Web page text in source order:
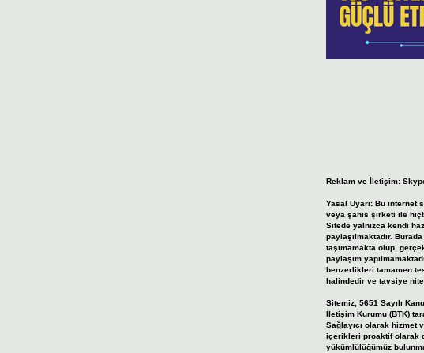
Reklam ve İletişim:
Yasal Uyarı: Bu internet
veya şahıs şirketi ile
Sitede yalnızca kendi
paylaşılmaktadır.
taşımamakta olup,
paylaşım
benzerlikleri tamamen
halindedir ve tavsiye
Sitemiz, 5651 Sayılı
İletişim Kurumu (BTK)
Sağlayıcı olarak hizmet
içerikleri proaktif olarak
yükümlülüğümüz